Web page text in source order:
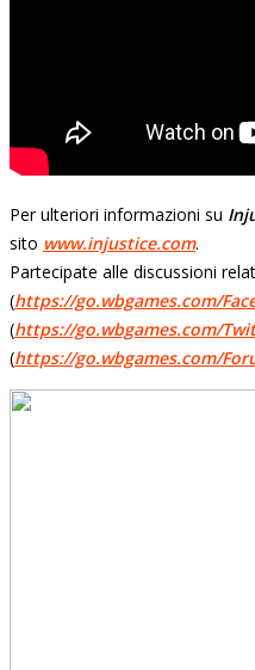
Per ulteriori informazioni su
sito www.injustice.com.
Partecipate alle discussioni
(https://go.wbgames.com/
(https://go.wbgames.com/
(https://go.wbgames.com/